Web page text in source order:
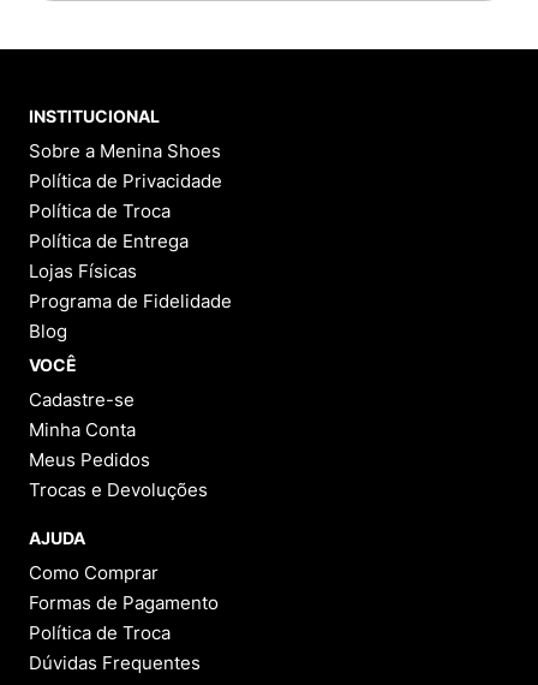
INSTITUCIONAL
Sobre a Menina Shoes
Política de Privacidade
Política de Troca
Política de Entrega
Lojas Físicas
Programa de Fidelidade
Blog
VOCÊ
Cadastre-se
Minha Conta
Meus Pedidos
Trocas e Devoluções
AJUDA
Como Comprar
Formas de Pagamento
Política de Troca
Dúvidas Frequentes